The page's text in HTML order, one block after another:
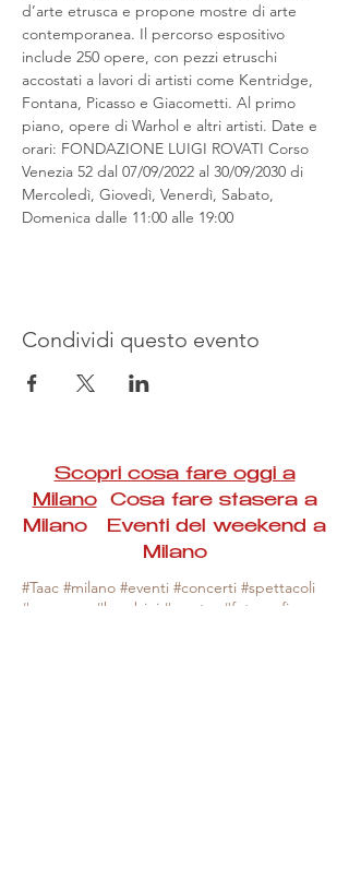
d’arte etrusca e propone mostre di arte
contemporanea. Il percorso espositivo
include 250 opere, con pezzi etruschi
accostati a lavori di artisti come Kentridge,
Fontana, Picasso e Giacometti. Al primo
piano, opere di Warhol e altri artisti. Date e
orari: FONDAZIONE LUIGI ROVATI Corso
Venezia 52 dal 07/09/2022 al 30/09/2030 di
Mercoledì, Giovedì, Venerdì, Sabato,
Domenica dalle 11:00 alle 19:00
Condividi questo evento
Scopri cosa fare oggi a
MilanoCosa fare stasera a
Milano Eventi del weekend a
Milano
#Taac #milano #eventi #concerti #spettacoli
#rassegne #bambini #mostre #fotografia